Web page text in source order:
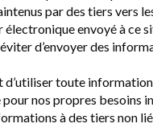
par des tiers vers
électronique envoyé à ce
d’envoyer des
d’utiliser toute
nos propres besoins
à des tiers non